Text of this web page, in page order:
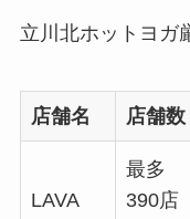
立川北ホットヨガ
店舗名 店舗数
LAVA
最多
390店